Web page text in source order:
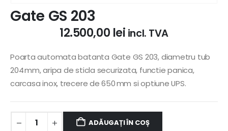
Gate GS 203
12.500,00 lei incl. TVA
Poarta automata batanta Gate GS 203, diametru tub
204 mm, aripa de sticla securizata, functie panica,
carcasa inox, trecere de 650 mm si optiune UPS.
ADĂUGAȚI ÎN COȘ
Alternative: